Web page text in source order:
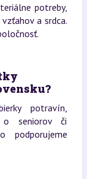
potreby,
a srdca.
potravín,
o seniorov či
podporujeme